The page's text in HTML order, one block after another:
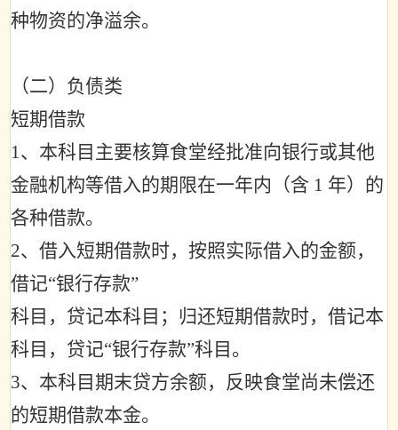
种物资的净溢余。
（二）负债类
短期借款
1、本科目主要核算食堂经批准向银行或其他
金融机构等借入的期限在一年内（含 1 年）的
各种借款。
2、借入短期借款时，按照实际借入的金额，
借记“银行存款”
科目，贷记本科目；归还短期借款时，借记本
科目，贷记“银行存款”科目。
3、本科目期末贷方余额，反映食堂尚未偿还
的短期借款本金。